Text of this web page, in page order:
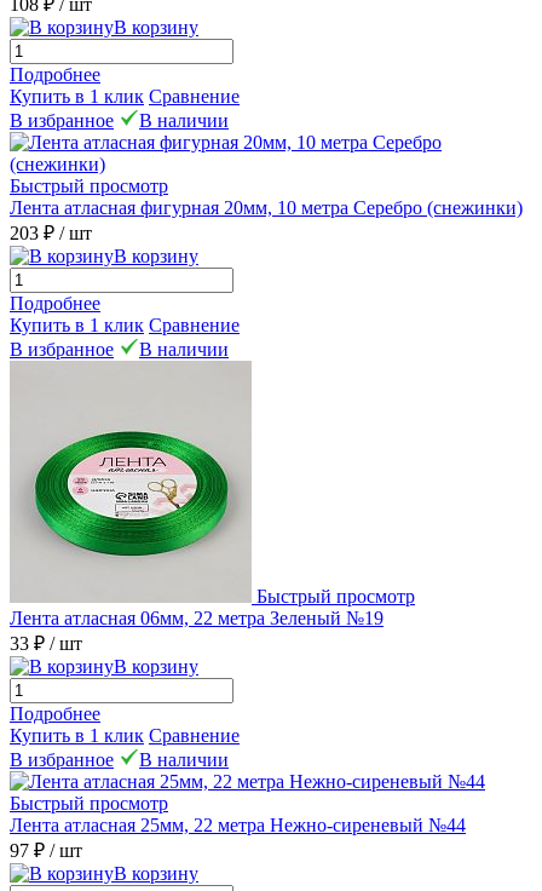
В корзину
Подробнее
Купить в 1 клик Сравнение
В избранное
В наличии
Быстрый просмотр
Лента атласная фигурная 20мм, 10 метра Серебро (снежинки)
203 ₽ / шт
В корзину
Подробнее
Купить в 1 клик Сравнение
В избранное
В наличии
Быстрый просмотр
Лента атласная 06мм, 22 метра Зеленый №19
33 ₽ / шт
В корзину
Подробнее
Купить в 1 клик Сравнение
В избранное
В наличии
Быстрый просмотр
Лента атласная 25мм, 22 метра Нежно-сиреневый №44
97 ₽ / шт
В корзину